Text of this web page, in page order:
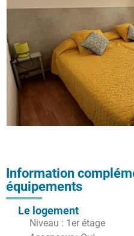
Information
équipements
Le logement
Niveau : 1er étage